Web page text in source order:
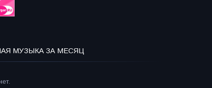
МУЗЫКА ЗА МЕСЯЦ